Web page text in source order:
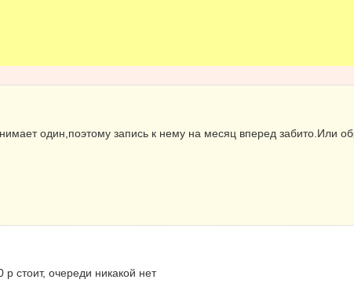
один,поэтому запись к нему на месяц вперед забито.Или
стоит, очереди никакой нет